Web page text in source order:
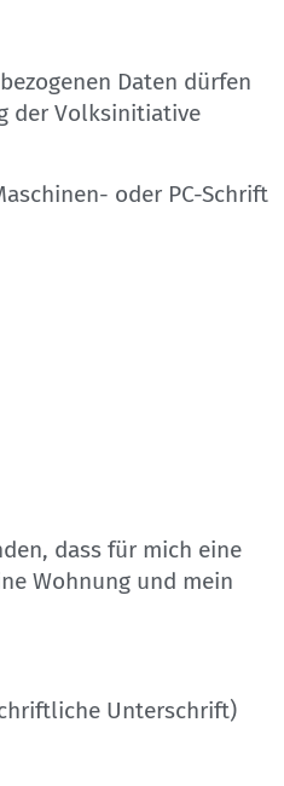
Daten dürfen
der Volksinitiative
oder PC-Schrift
dass für mich eine
Wohnung und mein
Unterschrift)